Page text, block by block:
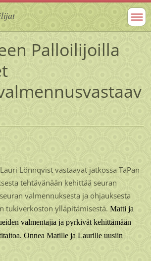
Palloilijoilla
Lönnqvist vastaavat jatkossa TaPan
tehtävänään kehittää seuran
valmennuksesta ja ohjauksesta
tukiverkoston ylläpitämisestä. Matti ja
valmentajia ja pyrkivät kehittämään
Onnea Matille ja Laurille uusiin